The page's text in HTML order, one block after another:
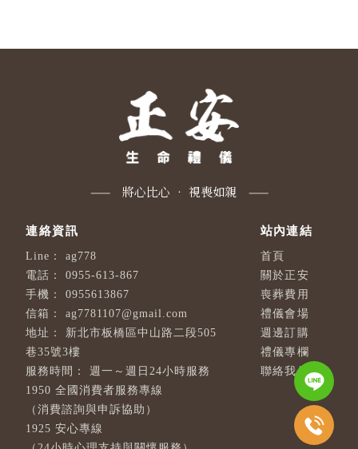
ag778
0955-613-867
0955613867
ag7781107@gmail.com
新北市板橋區中山路二段505
巷35號3樓
週一～週日24小時服務
1950 全國消費者服務專線
（消費諮詢與申訴協助）
1925 安心專線
首頁
關於正安
喪葬費用
禮儀會場
週邊訂購
禮儀專欄
聯絡我們